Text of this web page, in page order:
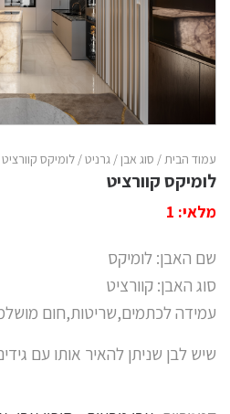
עמוד הבית/ סוג אבן/ גרניט/ לומיקס קוורציט
לומיקס קוורציט
מלאי: 1
שם האבן: לומיקס
סוג האבן: קוורציט
עמידה לכתמים,שריטות,חום
שיש לבן שניתן להאיר אותו עם